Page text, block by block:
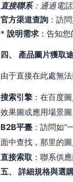
直接聯系：通過電
官方渠道查詢 ：訪
* 說明需求 ：告知
四、 產品圖片獲取
由于直接在此處無
搜索引擎 ：在百度
效果圖或應用場景圖
B2B平臺 ：訪問如
面中查找，那里的圖
直接索取 ：聯系供
五、 詳細規格與選